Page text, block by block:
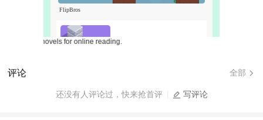
web novels for online reading.
评论 全部
还没有人评论过，快来抢首评 写评论